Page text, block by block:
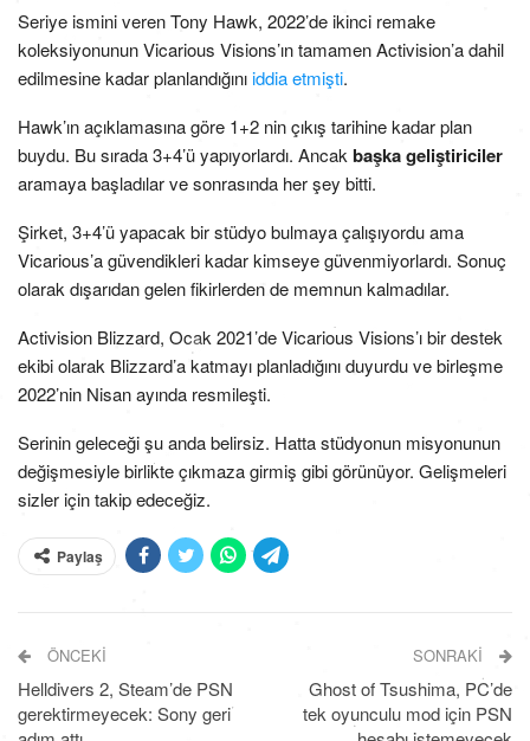
Seriye ismini veren Tony Hawk, 2022’de ikinci remake
koleksiyonunun Vicarious Visions’ın tamamen Activision’a dahil
edilmesine kadar planlandığınıiddia etmişti.
Hawk’ın açıklamasına göre 1+2 nin çıkış tarihine kadar plan
buydu. Bu sırada 3+4’ü yapıyorlardı. Ancakbaşka geliştiriciler
aramaya başladılar ve sonrasında her şey bitti.
Şirket, 3+4’ü yapacak bir stüdyo bulmaya çalışıyordu ama
Vicarious’a güvendikleri kadar kimseye güvenmiyorlardı. Sonuç
olarak dışarıdan gelen fikirlerden de memnun kalmadılar.
Activision Blizzard, Ocak 2021’de Vicarious Visions’ı bir destek
ekibi olarak Blizzard’a katmayı planladığını duyurdu ve birleşme
2022’nin Nisan ayında resmileşti.
Serinin geleceği şu anda belirsiz. Hatta stüdyonun misyonunun
değişmesiyle birlikte çıkmaza girmiş gibi görünüyor. Gelişmeleri
sizler için takip edeceğiz.
Paylaş
ÖNCEKI
Helldivers 2, Steam’de PSN
gerektirmeyecek: Sony geri
SONRAKI
Ghost of Tsushima, PC’de
tek oyunculu mod için PSN